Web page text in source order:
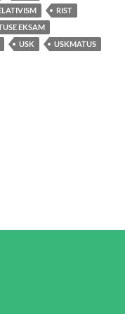
RIST
EKSAM
USK
USKMATUS